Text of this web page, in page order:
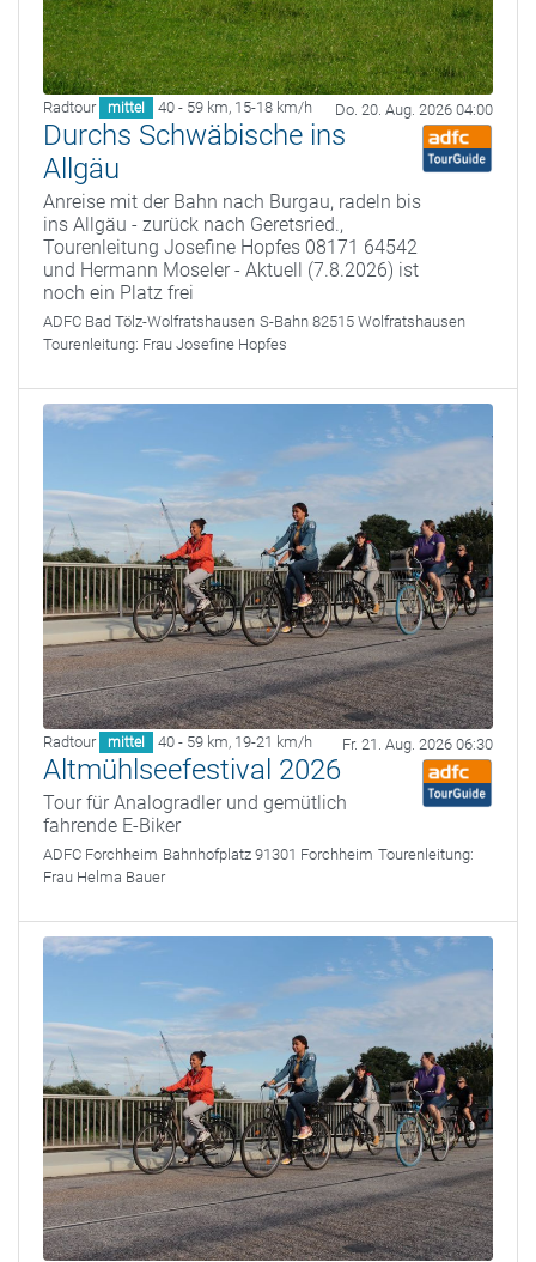
Radtour mittel 40 - 59 km, 15-18 km/h Do. 20. Aug. 2026 04:00
Durchs Schwäbische ins
Allgäu
Anreise mit der Bahn nach Burgau, radeln bis
ins Allgäu - zurück nach Geretsried.,
Tourenleitung Josefine Hopfes 08171 64542
und Hermann Moseler - Aktuell (7.8.2026) ist
noch ein Platz frei
ADFC Bad Tölz-Wolfratshausen S-Bahn 82515 Wolfratshausen
Tourenleitung: Frau Josefine Hopfes
Radtour mittel 40 - 59 km, 19-21 km/h Fr. 21. Aug. 2026 06:30
Altmühlseefestival 2026
Tour für Analogradler und gemütlich
fahrende E-Biker
ADFC Forchheim Bahnhofplatz 91301 Forchheim Tourenleitung:
Frau Helma Bauer